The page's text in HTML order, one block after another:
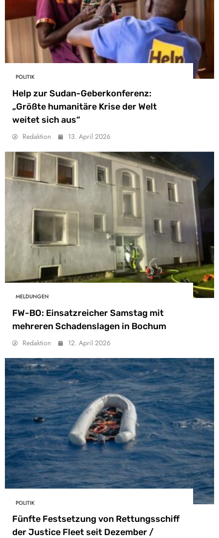
POLITIK
Help zur Sudan-Geberkonferenz:
„Größte humanitäre Krise der Welt
weitet sich aus“
Redaktion 13. April 2026
MELDUNGEN
FW-BO: Einsatzreicher Samstag mit
mehreren Schadenslagen in Bochum
Redaktion 12. April 2026
POLITIK
Fünfte Festsetzung von Rettungsschiff
der Justice Fleet seit Dezember /